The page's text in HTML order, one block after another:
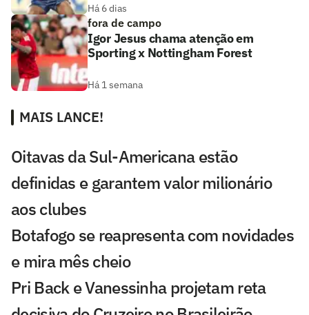
Há 6 dias
fora de campo
Igor Jesus chama atenção em
Sporting x Nottingham Forest
Há 1 semana
MAIS LANCE!
Oitavas da Sul-Americana estão
definidas e garantem valor milionário
aos clubes
Botafogo se reapresenta com novidades
e mira mês cheio
Pri Back e Vanessinha projetam reta